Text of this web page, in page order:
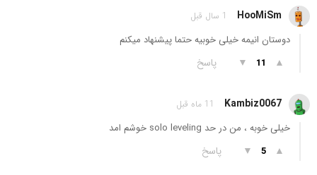
HooMiSm 1 سال قبل
دوستان انیمه خیلی خوبیه حتما پیشنهاد میکنم
▲
11
▼ پاسخ
Kambiz0067 11 ماه قبل
خیلی خوبه ، من در حد solo leveling خوشم امد
▲
5
▼ پاسخ